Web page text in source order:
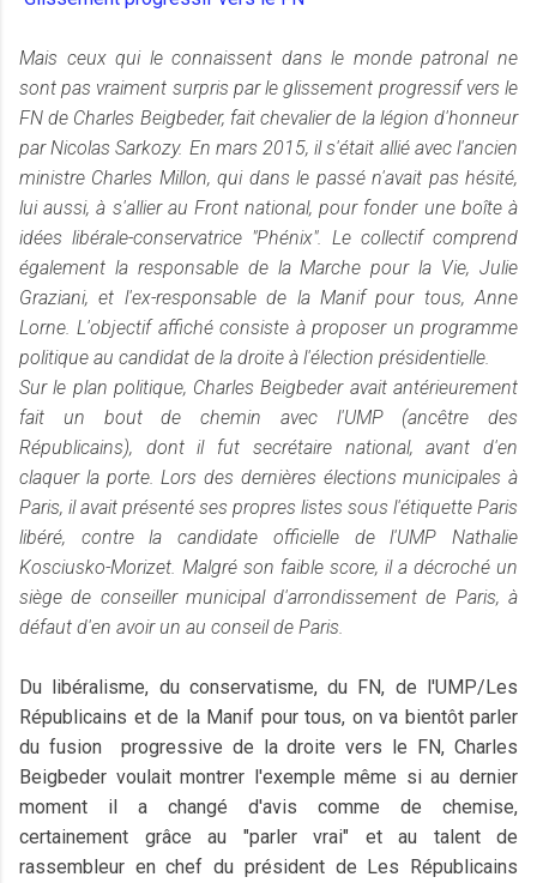
Mais ceux qui le connaissent dans le monde patronal ne
sont pas vraiment surpris par le glissement progressif vers le
FN de Charles Beigbeder, fait chevalier de la légion d'honneur
par Nicolas Sarkozy. En mars 2015, il s'était allié avec l'ancien
ministre Charles Millon, qui dans le passé n'avait pas hésité,
lui aussi, à s'allier au Front national, pour fonder une boîte à
idées libérale-conservatrice "Phénix". Le collectif comprend
également la responsable de la Marche pour la Vie, Julie
Graziani, et l'ex-responsable de la Manif pour tous, Anne
Lorne. L'objectif affiché consiste à proposer un programme
politique au candidat de la droite à l'élection présidentielle.
Sur le plan politique, Charles Beigbeder avait antérieurement
fait un bout de chemin avec l'UMP (ancêtre des
Républicains), dont il fut secrétaire national, avant d'en
claquer la porte. Lors des dernières élections municipales à
Paris, il avait présenté ses propres listes sous l'étiquette Paris
libéré, contre la candidate officielle de l'UMP Nathalie
Kosciusko-Morizet. Malgré son faible score, il a décroché un
siège de conseiller municipal d'arrondissement de Paris, à
défaut d'en avoir un au conseil de Paris.
Du libéralisme, du conservatisme, du FN, de l'UMP/Les
Républicains et de la Manif pour tous, on va bientôt parler
du fusion progressive de la droite vers le FN, Charles
Beigbeder voulait montrer l'exemple même si au dernier
moment il a changé d'avis comme de chemise,
certainement grâce au "parler vrai" et au talent de
rassembleur en chef du président de Les Républicains